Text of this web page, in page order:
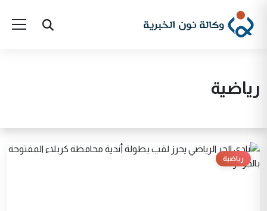
رياضية
رياضية